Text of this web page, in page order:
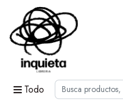
Todo